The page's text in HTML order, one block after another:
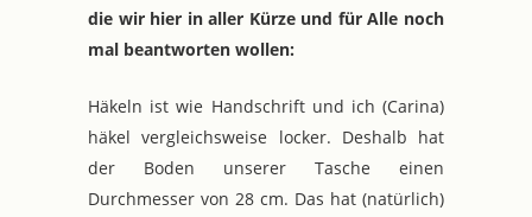
die wir hier in aller Kürze und für Alle noch
mal beantworten wollen:
Häkeln ist wie Handschrift und ich (Carina)
häkel vergleichsweise locker. Deshalb hat
der Boden unserer Tasche einen
Durchmesser von 28 cm. Das hat (natürlich)